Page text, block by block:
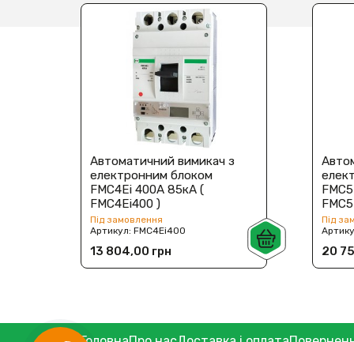
Автоматичний вимикач з
електронним блоком
FMC4Ei 400А 85кА (
FMC4Ei400 )
Під замовлення
Артикул:FMC4Ei400
13 804,00 грн
Під
20